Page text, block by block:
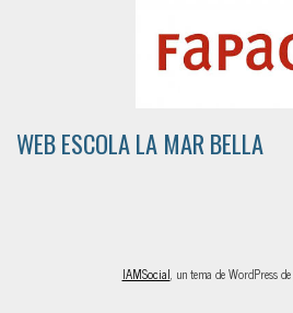
WEB ESCOLA LA MAR BELLA
IAMSocial, un tema de WordPress de